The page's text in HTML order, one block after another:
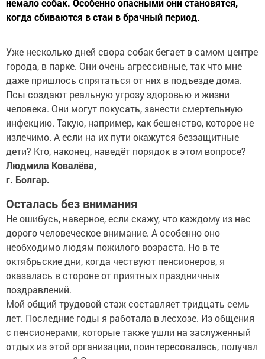
немало собак. Особенно опасными они становятся,
когда сбиваются в стаи в брачный период.
Уже несколько дней свора собак бегает в самом центре
города, в парке. Они очень агрессивные, так что мне
даже пришлось спрятаться от них в подъезде дома.
Псы создают реальную угрозу здоровью и жизни
человека. Они могут покусать, занести смертельную
инфекцию. Такую, например, как бешенство, которое не
излечимо. А если на их пути окажутся беззащитные
дети? Кто, наконец, наведёт порядок в этом вопросе?
Людмила Ковалёва,
г. Болгар.
Осталась без внимания
Не ошибусь, наверное, если скажу, что каждому из нас
дорого человеческое внимание. А особенно оно
необходимо людям пожилого возраста. Но в те
октябрьские дни, когда чествуют пенсионеров, я
оказалась в стороне от приятных праздничных
поздравлений.
Мой общий трудовой стаж составляет тридцать семь
лет. Последние годы я работала в лесхозе. Из общения
с пенсионерами, которые также ушли на заслуженный
отдых из этой организации, поинтересовалась, получал